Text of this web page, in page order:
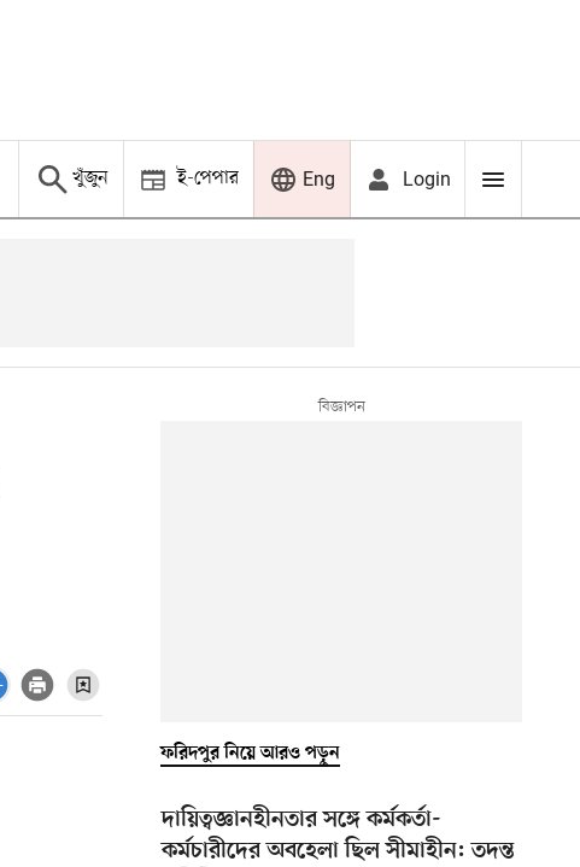
খুঁজুন ই-পেপার Eng Login
ফরিদপুর নিয়ে আরও পড়ুন
দায়িত্বজ্ঞানহীনতার সঙ্গে কর্মকর্তা-
কর্মচারীদের অবহেলা ছিল সীমাহীন: তদন্ত